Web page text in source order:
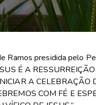
Ramos presidida pelo
É A
A CELEBRAÇÃO
COM FÉ E